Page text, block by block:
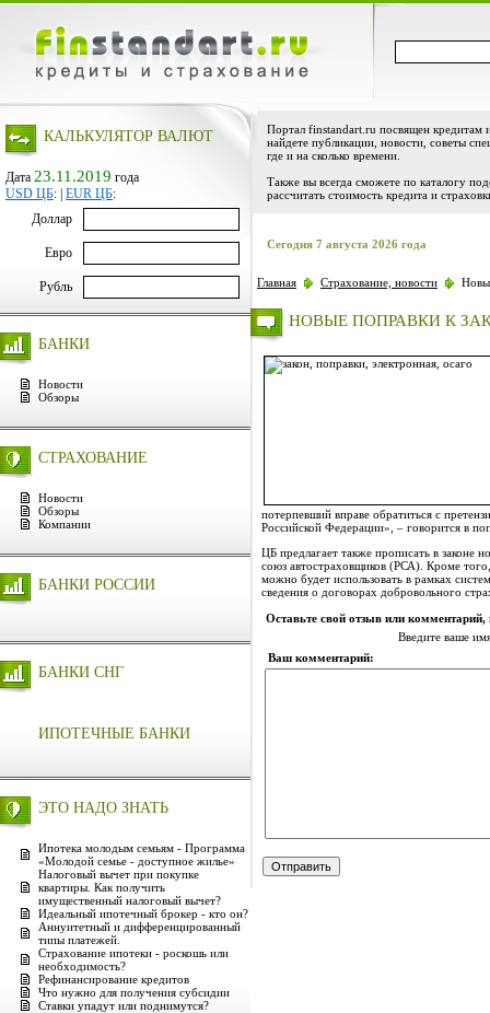
КАЛЬКУЛЯТОР ВАЛЮТ
Дата 23.11.2019 года
USD ЦБ: EUR ЦБ:
Доллар
Евро
Рубль
БАНКИ
Новости
Обзоры
СТРАХОВАНИЕ
Новости
Обзоры
Компании
БАНКИ РОССИИ
БАНКИ СНГ
ИПОТЕЧНЫЕ БАНКИ
ЭТО НАДО ЗНАТЬ
Ипотека молодым семьям - Программа
«Молодой семье - доступное жилье»
Налоговый вычет при покупке
квартиры. Как получить
имущественный налоговый вычет?
Идеальный ипотечный брокер - кто он?
Аннуитетный и дифференцированный
типы платежей.
Страхование ипотеки - роскошь или
необходимость?
Рефинансирование кредитов
Что нужно для получения субсидии
Ставки упадут или поднимутся?
Портал finstandart.ru посвящен кредитам
найдете публикации, новости, советы
где и на сколько времени.
Также вы всегда сможете по каталогу
рассчитать стоимость кредита и
Сегодня 7 августа 2026 года
Главная Страхование, новости
НОВЫЕ ПОПРАВКИ К
потерпевший вправе обратиться с
Российской Федерации», – говорится в
ЦБ предлагает также прописать в
союз автостраховщиков (РСА). Кроме
можно будет использовать в рамках
сведения о договорах добровольного
Оставьте свой отзыв или комментарий,
Введите ваше
Ваш комментарий: